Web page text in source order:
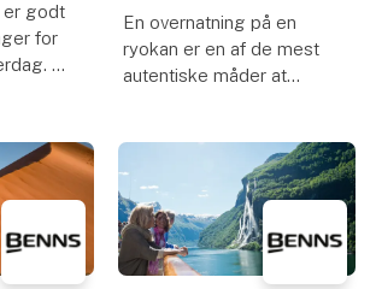
er godt
for
Du
De
En overnatning på en
ryokan er en af de mest
autentiske måder at
kroer kombinerer enkel
æstetik, dybe traditioner
og en særlig form for
gæstfrihed, hvor deta